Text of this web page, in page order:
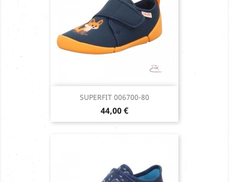
SUPERFIT 006700-80
Prix
44,00 €